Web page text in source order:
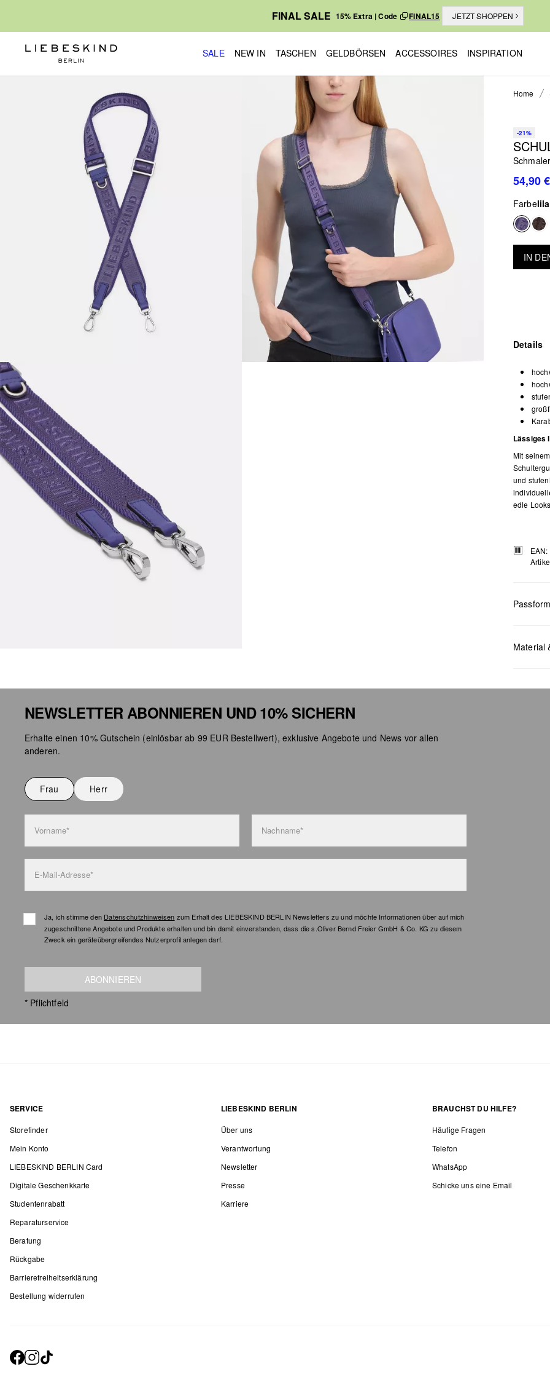
FINAL SALE 15% Extra | Code FINAL15 JETZT SHOPPEN
SALE NEW IN TASCHEN GELDBÖRSEN ACCESSOIRES INSPIRATION
Home
-21%
54,90 €
Farbelila
IN
Details
Lässiges
Mit
und
edle
Passform
Material
NEWSLETTER ABONNIEREN UND 10% SICHERN
Erhalte einen 10% Gutschein (einlösbar ab 99 EUR Bestellwert), exklusive Angebote und News vor allen
anderen.
Frau Herr
Vorname* Nachname*
E-Mail-Adresse*
Ja, ich stimme den Datenschutzhinweisen zum Erhalt des LIEBESKIND BERLIN Newsletters zu und möchte Informationen über auf mich
zugeschnittene Angebote und Produkte erhalten und bin damit einverstanden, dass die s.Oliver Bernd Freier GmbH & Co. KG zu diesem
Zweck ein geräteübergreifendes Nutzerprofil anlegen darf.
ABONNIEREN
* Pflichtfeld
SERVICE
Storefinder
Mein Konto
LIEBESKIND BERLIN Card
Digitale Geschenkkarte
Studentenrabatt
Reparaturservice
Beratung
Rückgabe
Barrierefreiheitserklärung
Bestellung widerrufen
LIEBESKIND BERLIN
Über uns
Verantwortung
Newsletter
Presse
Karriere
BRAUCHST DU HILFE?
Häufige Fragen
Telefon
WhatsApp
Schicke uns eine Email